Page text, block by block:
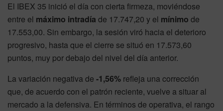
El IBEX 35 inició el día con cierta firmeza, moviéndose
entre el máximo intradía de 17.747,20 y el mínimo de
17.553,00. Sin embargo, la sesión viró hacia el deterioro
progresivo, hasta que el cierre se situó en 17.573,60
puntos, muy por debajo del nivel del día anterior.
La variación negativa de -1,56% refleja una corrección
que, de acuerdo con el patrón reciente, vuelve a situar al
mercado a la defensiva. En términos de operativa, el rango